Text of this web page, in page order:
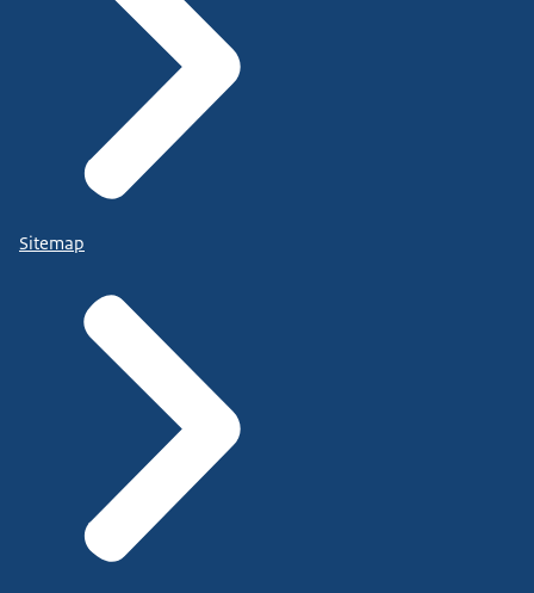
Sitemap